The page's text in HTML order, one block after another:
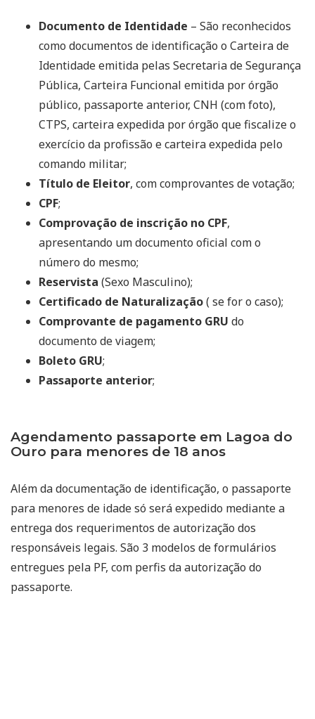
Documento de Identidade – São reconhecidos
como documentos de identificação o Carteira de
Identidade emitida pelas Secretaria de Segurança
Pública, Carteira Funcional emitida por órgão
público, passaporte anterior, CNH (com foto),
CTPS, carteira expedida por órgão que fiscalize o
exercício da profissão e carteira expedida pelo
comando militar;
Título de Eleitor, com comprovantes de votação;
CPF;
Comprovação de inscrição no CPF,
apresentando um documento oficial com o
número do mesmo;
Reservista (Sexo Masculino);
Certificado de Naturalização( se for o caso);
Comprovante de pagamento GRU do
documento de viagem;
Boleto GRU;
Passaporte anterior;
Agendamento passaporte em Lagoa do
Ouro para menores de 18 anos
Além da documentação de identificação, o passaporte
para menores de idade só será expedido mediante a
entrega dos requerimentos de autorização dos
responsáveis legais. São 3 modelos de formulários
entregues pela PF, com perfis da autorização do
passaporte.